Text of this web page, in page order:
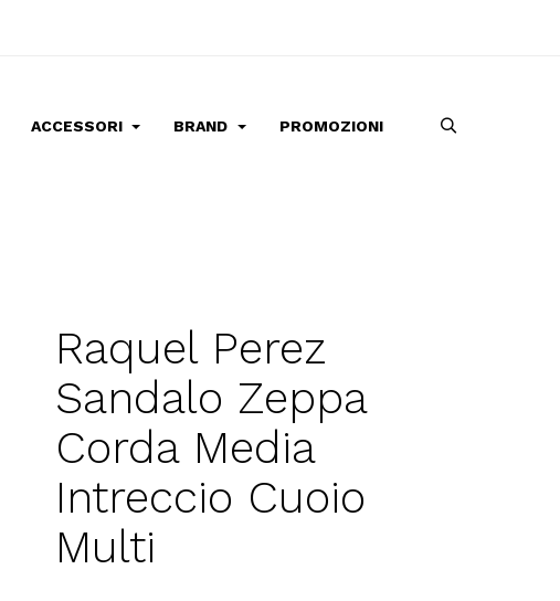
ACCESSORI BRAND PROMOZIONI
Raquel Perez
Sandalo Zeppa
Corda Media
Intreccio Cuoio
Multi